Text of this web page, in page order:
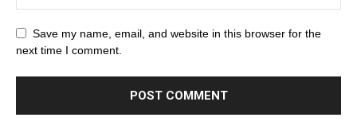
Save my name, email, and website in this browser for the
next time I comment.